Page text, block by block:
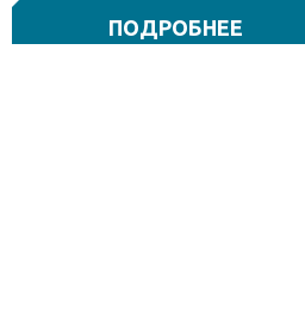
ПОДРОБНЕЕ